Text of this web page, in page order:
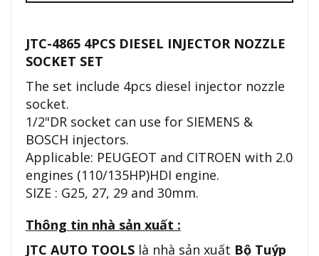
JTC-4865 4PCS DIESEL INJECTOR NOZZLE
SOCKET SET
The set include 4pcs diesel injector nozzle
socket.
1/2"DR socket can use for SIEMENS &
BOSCH injectors.
Applicable: PEUGEOT and CITROEN with 2.0
engines (110/135HP)HDI engine.
SIZE : G25, 27, 29 and 30mm.
Thông tin nhà sản xuất :
JTC AUTO TOOLS là nhà sản xuất Bộ Tuýp